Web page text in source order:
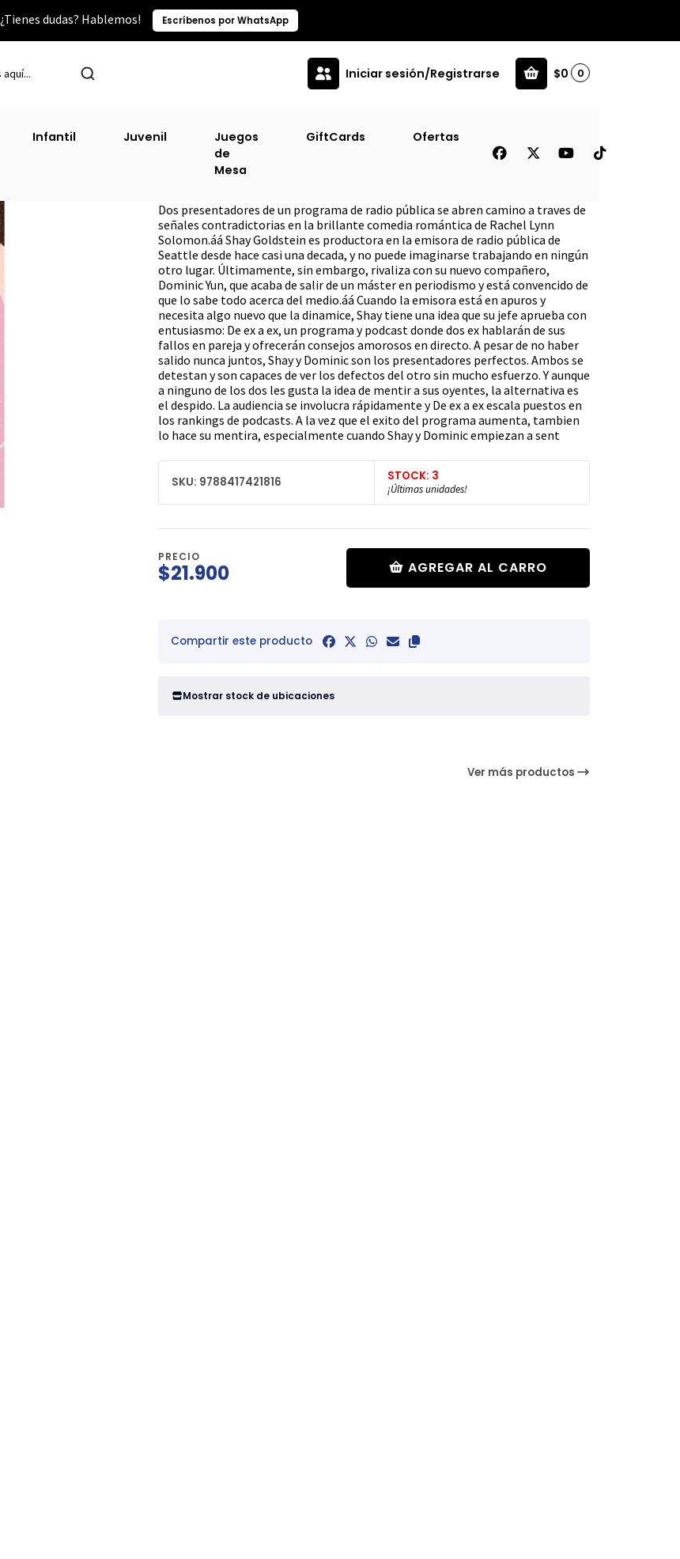
¿Tienes dudas? Hablemos! Escríbenos por WhatsApp
Iniciar sesión/Registrarse $0 0
Infantil Juvenil
Juegos
de
Mesa
GiftCards Ofertas
De Ex A Ex [Juv]
Dos presentadores de un programa de radio pública se abren camino a traves de
señales contradictorias en la brillante comedia romántica de Rachel Lynn
Solomon.áá Shay Goldstein es productora en la emisora de radio pública de
Seattle desde hace casi una decada, y no puede imaginarse trabajando en ningún
otro lugar. Últimamente, sin embargo, rivaliza con su nuevo compañero,
Dominic Yun, que acaba de salir de un máster en periodismo y está convencido de
que lo sabe todo acerca del medio.áá Cuando la emisora está en apuros y
necesita algo nuevo que la dinamice, Shay tiene una idea que su jefe aprueba con
entusiasmo: De ex a ex, un programa y podcast donde dos ex hablarán de sus
fallos en pareja y ofrecerán consejos amorosos en directo. A pesar de no haber
salido nunca juntos, Shay y Dominic son los presentadores perfectos. Ambos se
detestan y son capaces de ver los defectos del otro sin mucho esfuerzo. Y aunque
a ninguno de los dos les gusta la idea de mentir a sus oyentes, la alternativa es
el despido. La audiencia se involucra rápidamente y De ex a ex escala puestos en
los rankings de podcasts. A la vez que el exito del programa aumenta, tambien
lo hace su mentira, especialmente cuando Shay y Dominic empiezan a sent
SKU: 9788417421816 STOCK: 3
¡Últimas unidades!
PRECIO
$21.900 AGREGAR AL CARRO
Compartir este producto
Mostrar stock de ubicaciones
Ver más productos